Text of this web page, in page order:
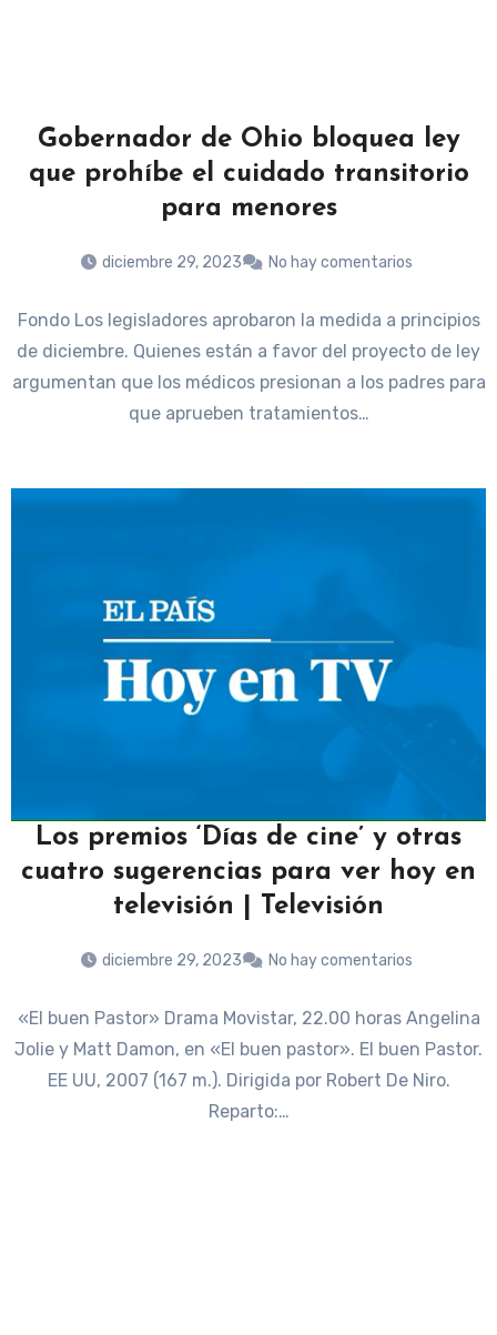
Gobernador de Ohio bloquea ley
que prohíbe el cuidado transitorio
para menores
diciembre 29, 2023 No hay comentarios
Fondo Los legisladores aprobaron la medida a principios
de diciembre. Quienes están a favor del proyecto de ley
argumentan que los médicos presionan a los padres para
que aprueben tratamientos…
Los premios ‘Días de cine’ y otras
cuatro sugerencias para ver hoy en
televisión | Televisión
diciembre 29, 2023 No hay comentarios
«El buen Pastor» Drama Movistar, 22.00 horas Angelina
Jolie y Matt Damon, en «El buen pastor». El buen Pastor.
EE UU, 2007 (167 m.). Dirigida por Robert De Niro.
Reparto:…